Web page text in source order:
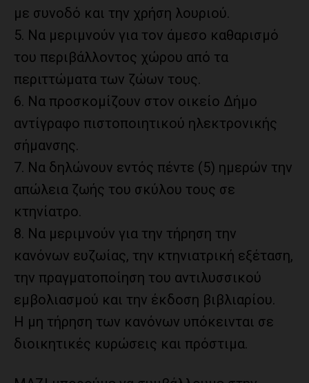
με συνοδό και την χρήση λουριού.
5. Να μεριμνούν για τον άμεσο καθαρισμό
του περιβάλλοντος χώρου από τα
περιττώματα των ζώων τους.
6. Να προσκομίζουν στον οικείο Δήμο
αντίγραφο πιστοποιητικού ηλεκτρονικής
σήμανσης.
7. Να δηλώνουν εντός πέντε (5) ημερών την
απώλεια ζωής του σκύλου τους σε
κτηνίατρο.
8. Να μεριμνούν για την τήρηση την
κανόνων ευζωίας, την κτηνιατρική εξέταση,
την πραγματοποίηση του αντιλυσσικού
εμβολιασμού και την έκδοση βιβλιαρίου.
Η μη τήρηση των κανόνων υπόκεινται σε
διοικητικές κυρώσεις και πρόστιμα.